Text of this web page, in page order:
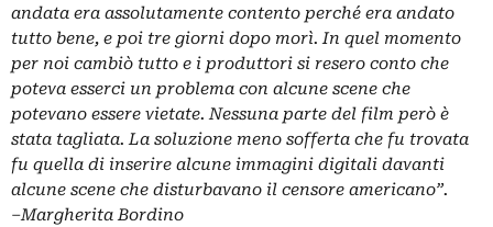
andata era assolutamente contento perché era andato
tutto bene, e poi tre giorni dopo morì. In quel momento
per noi cambiò tutto e i produttori si resero conto che
poteva esserci un problema con alcune scene che
potevano essere vietate. Nessuna parte del film però è
stata tagliata. La soluzione meno sofferta che fu trovata
fu quella di inserire alcune immagini digitali davanti
alcune scene che disturbavano il censore americano”.
–Margherita Bordino